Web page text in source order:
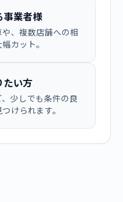
事業者様
、複数店舗への相
カット。
たい方
少しでも条件の良
けられます。